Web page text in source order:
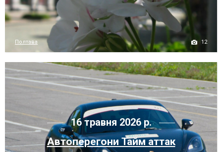
Полтава 12
16 травня 2026 р.
Автоперегони Тайм аттак